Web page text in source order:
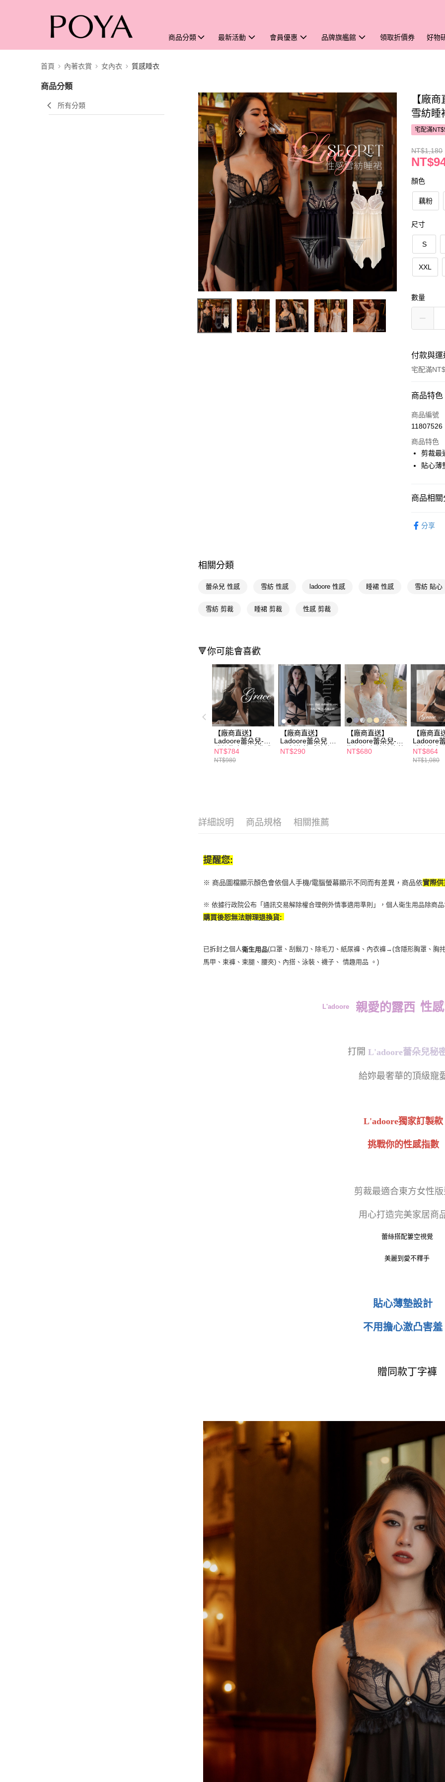
商品分類 最新活動 會員優惠 品牌旗艦館 領取折價券 好物
首頁 內著衣賞 女內衣 質感睡衣
商品分類
所有分類
【廠
雪紡睡
宅配滿
NT$1,180
顏色
藕粉
尺寸
S
XXL
數量
付款與
宅配滿
付款方式
POYA支付
LINE Pay
Apple Pay
Google
１．簡單
／ATM／
※ 請注意
絡購買商
先享後付
※ 交易是
是否繳費
付客戶支
【注意事
１．透過
交易，需
運送方式
商品特色
商品編號
11807526
商品特色
剪裁最
貼心薄
商品相關
分享
相關分類
蕾朵兒 性感 雪紡 性感 ladoore 性感 睡裙 性感 雪紡 貼心
雪紡 剪裁 睡裙 剪裁 性感 剪裁
🔻你可能會喜歡
【廠商直送】
Ladoore蕾朵兒-葛
瑞絲秘密 法式典雅
雪紡睡裙
NT$784
NT$980
【廠商直送】
Ladoore蕾朵兒 落
日大道 性感蕾絲內
褲-多款任選
NT$290
【廠商直送】
Ladoore蕾朵兒-慵
懶假期 舒適絲緞蕾
絲睡裙
NT$680
【廠商直
Ladoore
瑞絲秘密
雪紡兩件
NT$864
NT$1,080
詳細說明 商品規格 相關推薦
提醒您:
※ 商品圖檔顯示顏色會依個人手機/電腦螢幕顯示不同而有差異，商品依實際供
※ 依據行政院公布「通訊交易解除權合理例外情事適用準則」，個人衛生用品除商
購買後恕無法辦理退換貨:
已拆封之個人衛生用品(口罩、刮鬍刀、除毛刀、紙尿褲、內衣褲→(含隱形胸罩、胸
馬甲、束褲、束腿、腰夾) 、內搭、泳裝、襪子、 情趣用品 。)
L'adoore 親愛的露西 性
打開 L'adoore蕾朵兒秘
給妳最奢華的頂級寵
L'adoore獨家訂製款
挑戰你的性感指數
剪裁最適合東方女性
用心打造完美家居商
蕾絲搭配簍空視覺
美麗到愛不釋手
貼心薄墊設計
不用擔心激凸害羞
贈同款丁字褲